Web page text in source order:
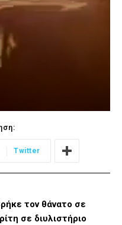
Twitter
τον θάνατο σε
σε διυλιστήριο